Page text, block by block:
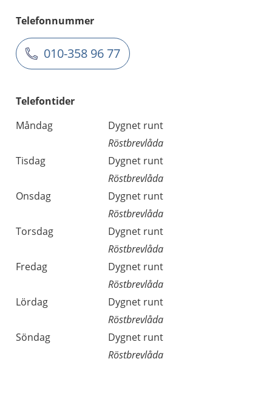
Telefonnummer
010-358 96 77
Telefontider
Måndag
Dygnet runt
Röstbrevlåda
Tisdag
Dygnet runt
Röstbrevlåda
Onsdag
Dygnet runt
Röstbrevlåda
Torsdag
Dygnet runt
Röstbrevlåda
Fredag
Dygnet runt
Röstbrevlåda
Lördag
Dygnet runt
Röstbrevlåda
Söndag
Dygnet runt
Röstbrevlåda